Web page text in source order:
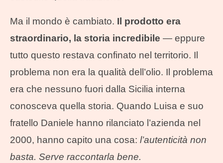
Ma il mondo è cambiato. Il prodotto era
straordinario, la storia incredibile — eppure
tutto questo restava confinato nel territorio. Il
problema non era la qualità dell’olio. Il problema
era che nessuno fuori dalla Sicilia interna
conosceva quella storia. Quando Luisa e suo
fratello Daniele hanno rilanciato l’azienda nel
2000, hanno capito una cosa: l’autenticità non
basta. Serve raccontarla bene.